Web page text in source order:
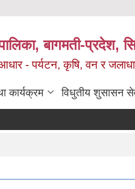
बागमती-प्रदेश,
- पर्यटन, कृषि, वन र
कार्यक्रम विधुतीय शुसासन